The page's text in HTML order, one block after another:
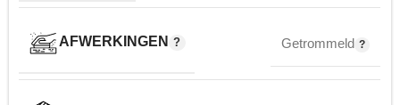
AFWERKINGEN Getrommeld